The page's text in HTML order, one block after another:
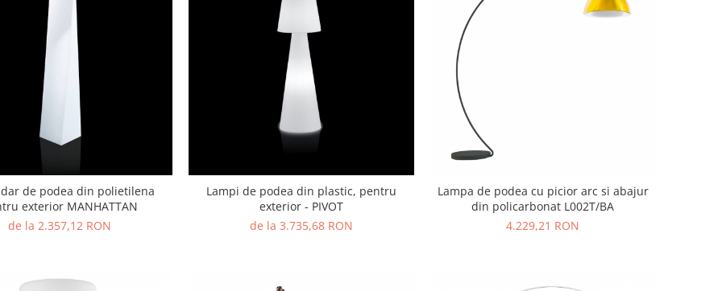
de podea din polietilena
exterior MANHATTAN
de la 2.357,12 RON
Lampi de podea din plastic, pentru
exterior - PIVOT
de la 3.735,68 RON
Lampa de podea cu picior arc si abajur
din policarbonat L002T/BA
4.229,21 RON